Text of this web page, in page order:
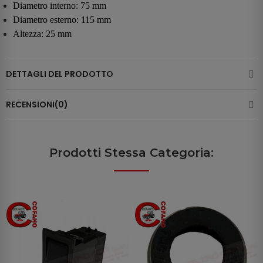
Diametro interno: 75 mm
Diametro esterno: 115 mm
Altezza: 25 mm
DETTAGLI DEL PRODOTTO
RECENSIONI(0)
Prodotti Stessa Categoria: